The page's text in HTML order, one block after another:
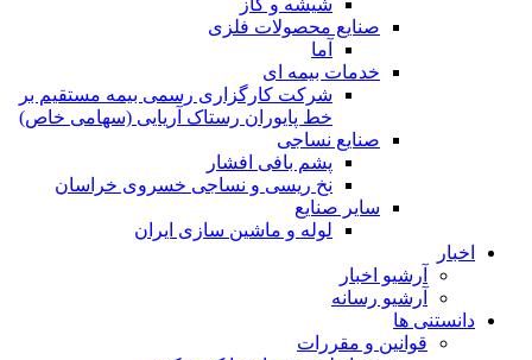
صنایع محصولات فلزی
آما
خدمات بیمه ای
شرکت کارگزاری رسمی بیمه مستقیم بر
خط پایوران رستاک آریایی (سهامی خاص)
صنایع نساجی
پشم بافی افشار
نخ ریسی و نساجی خسروی خراسان
سایر صنایع
لوله و ماشین سازی ایران
اخبار
آرشیو اخبار
آرشیو رسانه
دانستنی ها
قوانین و مقررات